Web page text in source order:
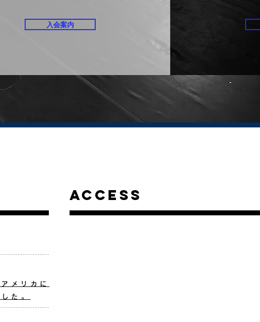
入会案内
メリカに
た。
ACCESS